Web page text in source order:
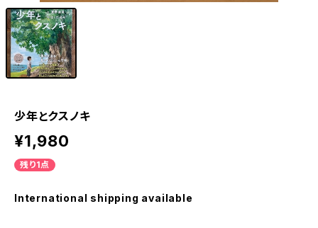
少年とクスノキ
¥1,980
残り1点
International shipping available